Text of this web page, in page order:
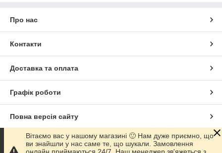
Про нас
Контакти
Доставка та оплата
Графік роботи
Повна версія сайту
Сайт створено на маркетплейсіProm.ua
Вітаємо вас у нашому магазині 🙂 Нам дуже приємно, що
ви знайшли у нас саме те, що шукали. Замовлення